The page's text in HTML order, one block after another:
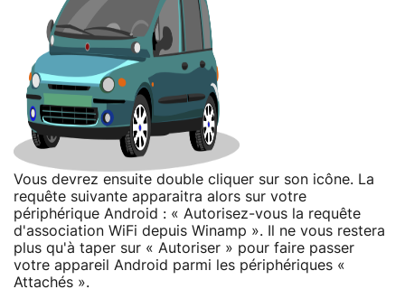
Vous devrez ensuite double cliquer sur son icône. La
requête suivante apparaitra alors sur votre
périphérique Android : « Autorisez-vous la requête
d'association WiFi depuis Winamp ». Il ne vous restera
plus qu'à taper sur « Autoriser » pour faire passer
votre appareil Android parmi les périphériques «
Attachés ».